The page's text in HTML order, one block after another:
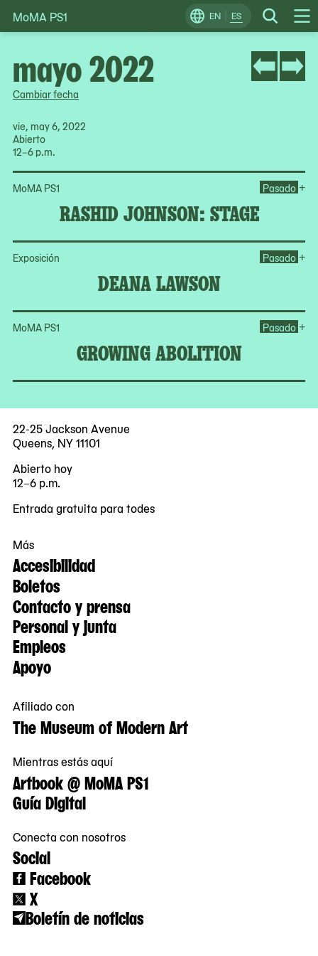
Skip
to
EN ES Search
Change
Locale
MoMA PS1
Cambiar fecha
vie, may 6, 2022
Abierto
12–6 p.m.
MoMA PS1
RASHID JOHNSON: STAGE
Pasado +
Exposición
DEANA LAWSON
Pasado +
MoMA PS1
GROWING ABOLITION
Pasado +
mayo 2022
22-25 Jackson Avenue
Queens, NY 11101
Abierto hoy
12–6 p.m.
Entrada gratuita para todes
Más
Accesibilidad
Boletos
Contacto y prensa
Personal y junta
Empleos
Apoyo
Afiliado con
The Museum of Modern Art
Mientras estás aquí
Artbook @ MoMA PS1
Guía Digital
Conecta con nosotros
Social
Facebook
X
Boletín de noticias